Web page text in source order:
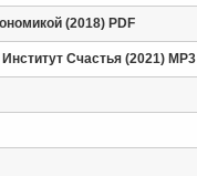
(2018) PDF
Счастья (2021) MP3